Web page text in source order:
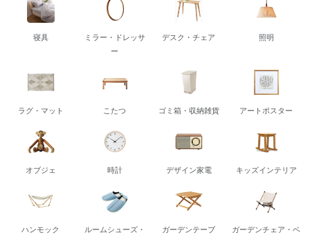
寝具
ミラー・ドレッサ
ー
デスク・チェア 照明
ラグ・マット こたつ ゴミ箱・収納雑貨 アートポスター
オブジェ 時計 デザイン家電 キッズインテリア
ハンモック
ルームシューズ・
ガーデンテーブ
ガーデンチェア・ベ